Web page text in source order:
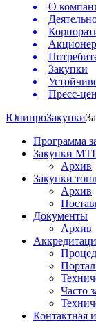
О
Закупки
Пресс-
ЮнипроЗакупки
Программа
Закупки
Архив
Закупки
Архив
Документы
Архив
Часто
Контактная